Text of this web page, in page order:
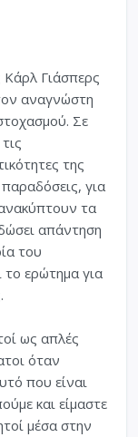
Γιάσπερς
αναγνώστη
Σε
της
για
τα
απάντηση
του
ερώτημα για
ως απλές
όταν
που είναι
και είμαστε
μέσα στην